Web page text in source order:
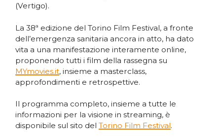
(Vertigo).
La 38ª edizione del Torino Film Festival, a fronte
dell’emergenza sanitaria ancora in atto, ha dato
vita a una manifestazione interamente online,
proponendo tutti i film della rassegna su
MYmovies.it, insieme a masterclass,
approfondimenti e retrospettive.
Il programma completo, insieme a tutte le
informazioni per la visione in streaming, è
disponibile sul sito delTorino Film Festival.